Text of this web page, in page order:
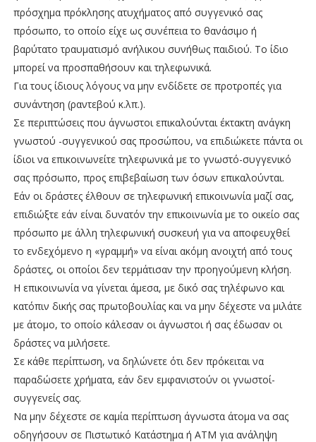
πρόσχημα πρόκλησης ατυχήματος από συγγενικό σας
πρόσωπο, το οποίο είχε ως συνέπεια το θανάσιμο ή
βαρύτατο τραυματισμό ανήλικου συνήθως παιδιού. Το ίδιο
μπορεί να προσπαθήσουν και τηλεφωνικά.
Για τους ίδιους λόγους να μην ενδίδετε σε προτροπές για
συνάντηση (ραντεβού κ.λπ.).
Σε περιπτώσεις που άγνωστοι επικαλούνται έκτακτη ανάγκη
γνωστού -συγγενικού σας προσώπου, να επιδιώκετε πάντα οι
ίδιοι να επικοινωνείτε τηλεφωνικά με το γνωστό-συγγενικό
σας πρόσωπο, προς επιβεβαίωση των όσων επικαλούνται.
Εάν οι δράστες έλθουν σε τηλεφωνική επικοινωνία μαζί σας,
επιδιώξτε εάν είναι δυνατόν την επικοινωνία με το οικείο σας
πρόσωπο με άλλη τηλεφωνική συσκευή για να αποφευχθεί
το ενδεχόμενο η «γραμμή» να είναι ακόμη ανοιχτή από τους
δράστες, οι οποίοι δεν τερμάτισαν την προηγούμενη κλήση.
Η επικοινωνία να γίνεται άμεσα, με δικό σας τηλέφωνο και
κατόπιν δικής σας πρωτοβουλίας και να μην δέχεστε να μιλάτε
με άτομο, το οποίο κάλεσαν οι άγνωστοι ή σας έδωσαν οι
δράστες να μιλήσετε.
Σε κάθε περίπτωση, να δηλώνετε ότι δεν πρόκειται να
παραδώσετε χρήματα, εάν δεν εμφανιστούν οι γνωστοί-
συγγενείς σας.
Να μην δέχεστε σε καμία περίπτωση άγνωστα άτομα να σας
οδηγήσουν σε Πιστωτικό Κατάστημα ή ΑΤΜ για ανάληψη